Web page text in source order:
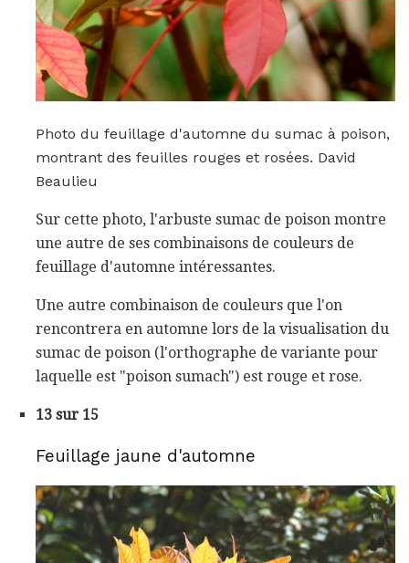
Photo du feuillage d'automne du sumac à poison,
montrant des feuilles rouges et rosées. David
Beaulieu
Sur cette photo, l'arbuste sumac de poison montre
une autre de ses combinaisons de couleurs de
feuillage d'automne intéressantes.
Une autre combinaison de couleurs que l'on
rencontrera en automne lors de la visualisation du
sumac de poison (l'orthographe de variante pour
laquelle est "poison sumach") est rouge et rose.
13 sur 15
Feuillage jaune d'automne